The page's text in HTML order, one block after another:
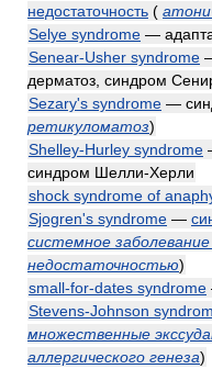
недостаточность (
Selye syndrome —
Senear-Usher syndrome
дерматоз, синдром
Sezary's syndrome —
ретикуломатоз)
Shelley-Hurley syndrome
синдром Шелли-Херли
shock syndrome of
Sjogren's syndrome —
системное
недостаточностью)
small-for-dates syndrome
Stevens-Johnson
множественные
аллергического генеза)